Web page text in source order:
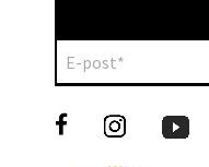
E-post*